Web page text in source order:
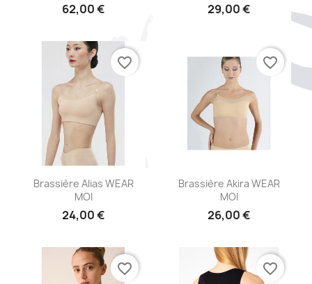
62,00 € 29,00 €
Aperçu rapide
Brassière Alias WEAR
MOI
24,00 €
favorite_border
Aperçu rapide
Brassière Akira WEAR
MOI
26,00 €
favorite_border
favorite_border favorite_border